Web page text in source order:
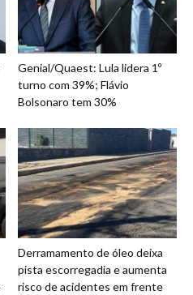
Genial/Quaest: Lula lidera 1º
turno com 39%; Flávio
Bolsonaro tem 30%
Derramamento de óleo deixa
pista escorregadia e aumenta
risco de acidentes em frente